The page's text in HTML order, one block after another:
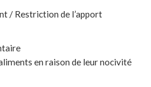
/ Restriction de l’apport
en raison de leur nocivité